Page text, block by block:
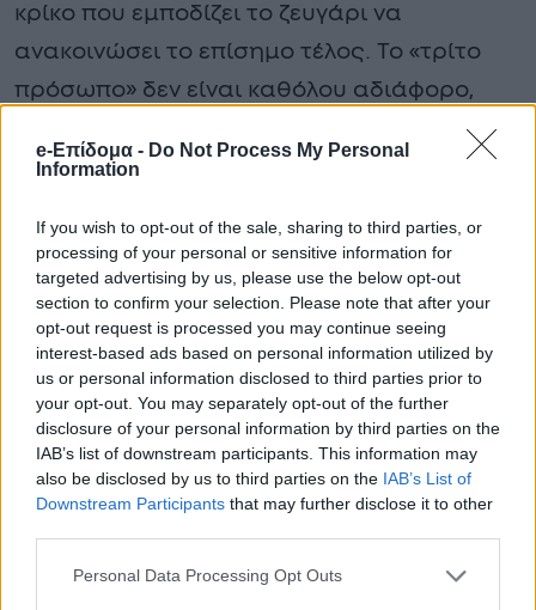
e-Επίδομα - Do Not Process My Personal
Information
If you wish to opt-out of the sale, sharing to third parties, or
processing of your personal or sensitive information for
targeted advertising by us, please use the below opt-out
section to confirm your selection. Please note that after your
opt-out request is processed you may continue seeing
interest-based ads based on personal information utilized by
us or personal information disclosed to third parties prior to
your opt-out. You may separately opt-out of the further
disclosure of your personal information by third parties on the
IAB’s list of downstream participants. This information may
also be disclosed by us to third parties on the IAB’s List of
Downstream Participants that may further disclose it to other
Personal Data Processing Opt Outs
κρίκο που εμποδίζει το ζευγάρι να
ανακοινώσει το επίσημο τέλος. Το «τρίτο
πρόσωπο» δεν είναι καθόλου αδιάφορο,
αντίθετα είναι ένα πρόσωπο τόσο ηχηρό,
που η αποκάλυψη του ονόματός του θα
κόσμο. Οι συναντήσεις τους γίνονται με
τέτοια μυστικότητα, που ακόμη και οι πιο
στενοί τους συνεργάτες δυσκολεύονται να
πιστέψουν ότι κάτι τέτοιο συμβαίνει κάτω
από τα μάτια μας.
Προτεινόμενο Άρθρο
τα 250 ξενικά είδη που